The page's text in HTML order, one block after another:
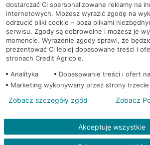
Regulamin serwisu
Mapa serwisu
PolitykaCookies
© 2026 Credit Agricole Bank Polska S.A. Wszelkie
dostarczać Ci spersonalizowane reklamy na
internetowych. Możesz wyrazić zgodę na
odrzucić pliki cookie – poza plikami
serwisu. Zgody są dobrowolne i możesz je
momencie. Wyrażenie zgody sprawi, że
prezentować Ci lepiej dopasowane treści i
stronach Credit Agricole.
Analityka
Dopasowanie treści i ofert
Marketing wykonywany przez strony trzecie
Akceptuję wszystkie
Zobacz szczegóły zgód Zobacz